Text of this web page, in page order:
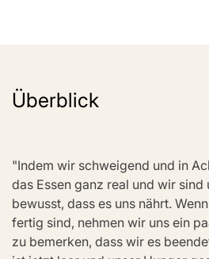
Überblick
"Indem wir schweigend und in
das Essen ganz real und wir
bewusst, dass es uns nährt.
fertig sind, nehmen wir uns ein
zu bemerken, dass wir es